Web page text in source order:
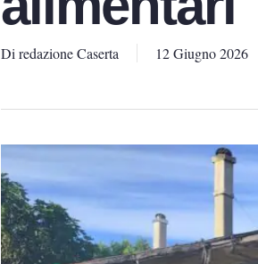
Di redazione Caserta 12 Giugno 2026